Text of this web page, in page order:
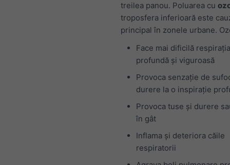
treilea panou. Poluarea cu
troposfera inferioară este
principal în zonele urbane.
Face mai dificilă respirația
profundă și viguroasă
Provoca senzație de
durere la o inspirație
Provoca tuse și durere
în gât
Inflama și deteriora căile
respiratorii